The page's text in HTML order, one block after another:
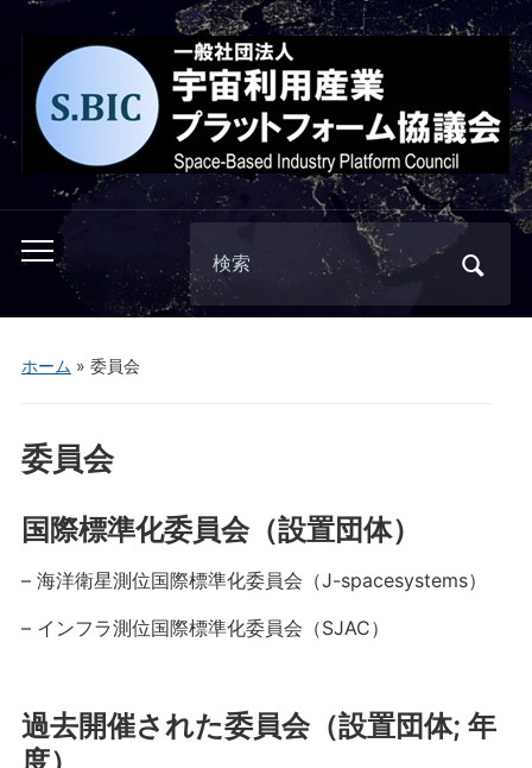
Toggle
mobile
menu
Search
for:
ホーム » 委員会
委員会
国際標準化委員会（設置団体）
– 海洋衛星測位国際標準化委員会（J-spacesystems）
– インフラ測位国際標準化委員会（SJAC）
過去開催された委員会（設置団体; 年